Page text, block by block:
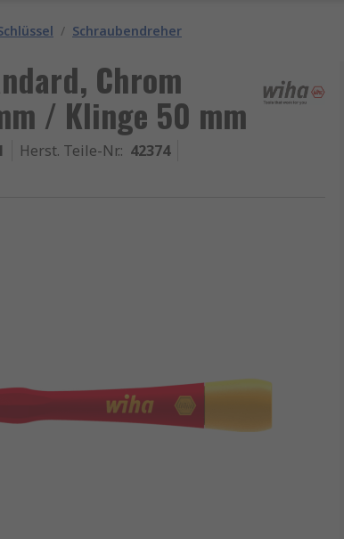
/ Schraubendreher
Chrom
/ Klinge 50 mm
Herst. Teile-Nr.: 42374